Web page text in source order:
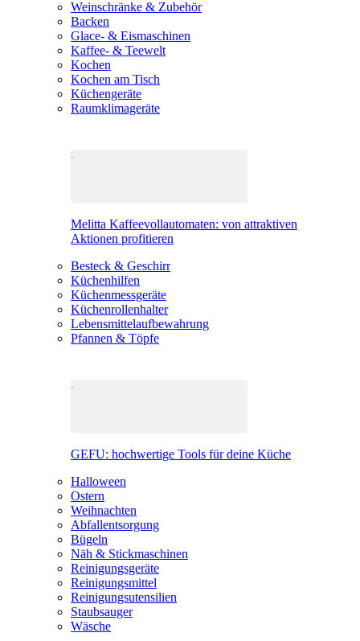
Weinschränke & Zubehör
Backen
Glace- & Eismaschinen
Kaffee- & Teewelt
Kochen
Kochen am Tisch
Küchengeräte
Raumklimageräte
Melitta Kaffeevollautomaten: von attraktiven
Aktionen profitieren
Besteck & Geschirr
Küchenhilfen
Küchenmessgeräte
Küchenrollenhalter
Lebensmittelaufbewahrung
Pfannen & Töpfe
GEFU: hochwertige Tools für deine Küche
Halloween
Ostern
Weihnachten
Abfallentsorgung
Bügeln
Näh & Stickmaschinen
Reinigungsgeräte
Reinigungsmittel
Reinigungsutensilien
Staubsauger
Wäsche